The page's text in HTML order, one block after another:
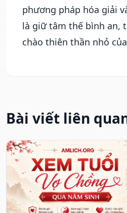
phương pháp hóa giải
là giữ tâm thế bình an,
chào thiên thần nhỏ
Bài viết liên